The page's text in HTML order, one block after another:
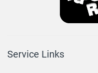
Service Links